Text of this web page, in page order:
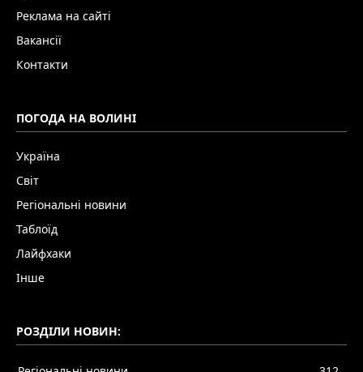
Реклама на сайті
Вакансії
Контакти
ПОГОДА НА ВОЛИНІ
Україна
Світ
Регіональні новини
Таблоїд
Лайфхаки
Інше
РОЗДІЛИ НОВИН: